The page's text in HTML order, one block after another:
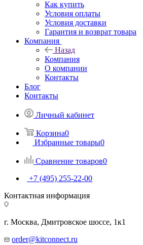
Как купить
Условия оплаты
Условия доставки
Гарантия и возврат товара
Компания
Назад
Компания
О компании
Контакты
Блог
Контакты
Личный кабинет
Корзина0
Избранные товары0
Сравнение товаров0
+7 (495) 255-22-00
Контактная информация
г. Москва, Дмитровское шоссе, 1к1
order@kitconnect.ru